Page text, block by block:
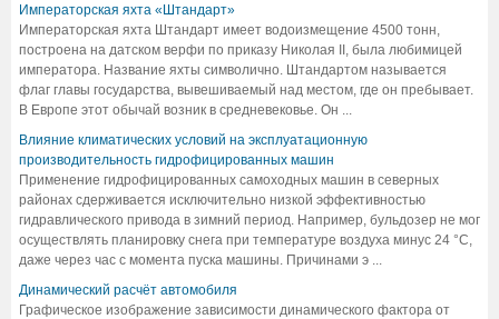
Императорская яхта «Штандарт»
Императорская яхта Штандарт имеет водоизмещение 4500 тонн,
построена на датском верфи по приказу Николая II, была любимицей
императора. Название яхты символично. Штандартом называется
флаг главы государства, вывешиваемый над местом, где он пребывает.
В Европе этот обычай возник в средневековье. Он ...
Влияние климатических условий на эксплуатационную
производительность гидрофицированных машин
Применение гидрофицированных самоходных машин в северных
районах сдерживается исключительно низкой эффективностью
гидравлического привода в зимний период. Например, бульдозер не мог
осуществлять планировку снега при температуре воздуха минус 24 °С,
даже через час с момента пуска машины. Причинами э ...
Динамический расчёт автомобиля
Графическое изображение зависимости динамического фактора от